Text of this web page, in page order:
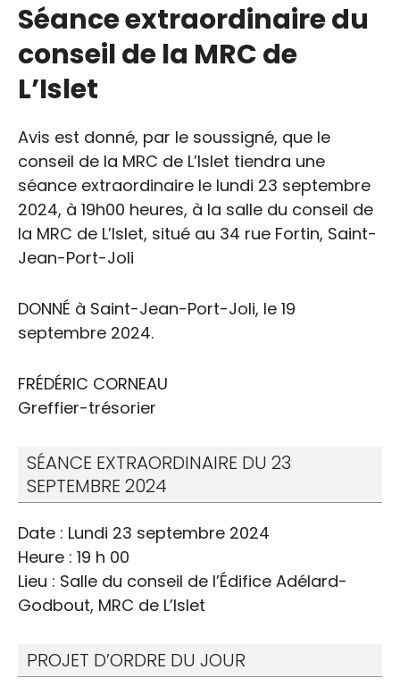
Séance extraordinaire du
conseil de la MRC de
L’Islet
Avis est donné, par le soussigné, que le
conseil de la MRC de L’Islet tiendra une
séance extraordinaire le lundi 23 septembre
2024, à 19h00 heures, à la salle du conseil de
la MRC de L’Islet, situé au 34 rue Fortin, Saint-
Jean-Port-Joli
DONNÉ à Saint-Jean-Port-Joli, le 19
septembre 2024.
FRÉDÉRIC CORNEAU
Greffier-trésorier
SÉANCE EXTRAORDINAIRE DU 23
SEPTEMBRE 2024
Date : Lundi 23 septembre 2024
Heure : 19 h 00
Lieu : Salle du conseil de l’Édifice Adélard-
Godbout, MRC de L’Islet
PROJET D’ORDRE DU JOUR